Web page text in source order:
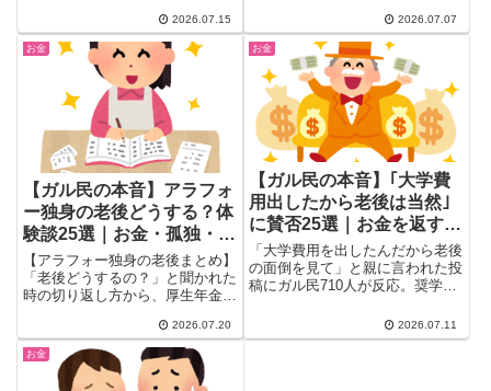
返済額、中古と新築どちらがいい
か、平屋vsマンションの防犯論
争まで、住宅購入を考える独身女
性が知りたいリアルな数字を一気
にチェックできます。
2026.07.15
護職など業種間格差・共働き家庭
のリアルから家計防衛の知恵ま
で、259件の議論を25選にまとめ
ました。
2026.07.07
お金
【ガル民の本音】アラフォ
ー独身の老後どうする？体
験談25選｜お金・孤独・聞
かれて困る本音
【アラフォー独身の老後まとめ】
「老後どうするの？」と聞かれた
時の切り返し方から、厚生年金・
老後資金のリアル、既婚者との温
度差、聞かれて困る質問への本音
まで、検索しても出てこないガル
民25人のリアルな体験談を厳選
2026.07.20
お金
【ガル民の本音】｢大学費
用出したから老後は当然｣
に賛否25選｜お金を返す・
距離を置く対処法まとめ
「大学費用を出したんだから老後
の面倒を見て」と親に言われた投
稿にガル民710人が反応。奨学金
声、お金を返せば解決という提
案、近居なら送迎はお互い様とい
2026.07.11
お金